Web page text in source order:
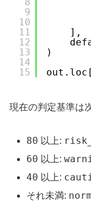
9
10
11
12
13
14
15
],
)
現在の判定基準は
80 以上:
60 以上:
40 以上:
それ未満: